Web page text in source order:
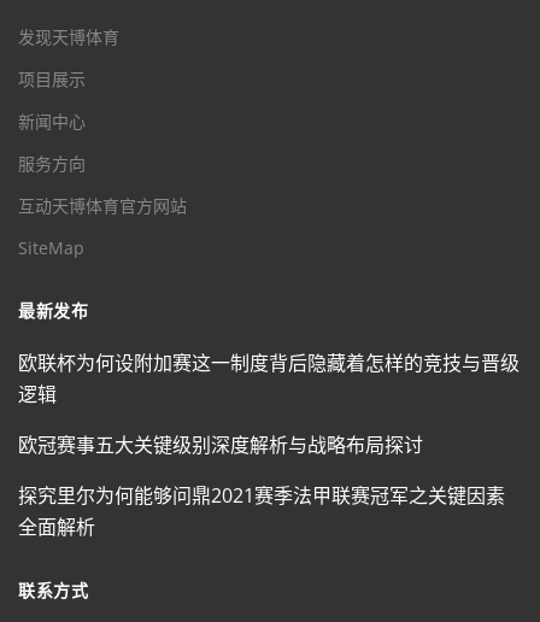
发现天博体育
项目展示
新闻中心
服务方向
互动天博体育官方网站
SiteMap
最新发布
欧联杯为何设附加赛这一制度背后隐藏着怎样的竞技与晋级
逻辑
欧冠赛事五大关键级别深度解析与战略布局探讨
探究里尔为何能够问鼎2021赛季法甲联赛冠军之关键因素
全面解析
联系方式